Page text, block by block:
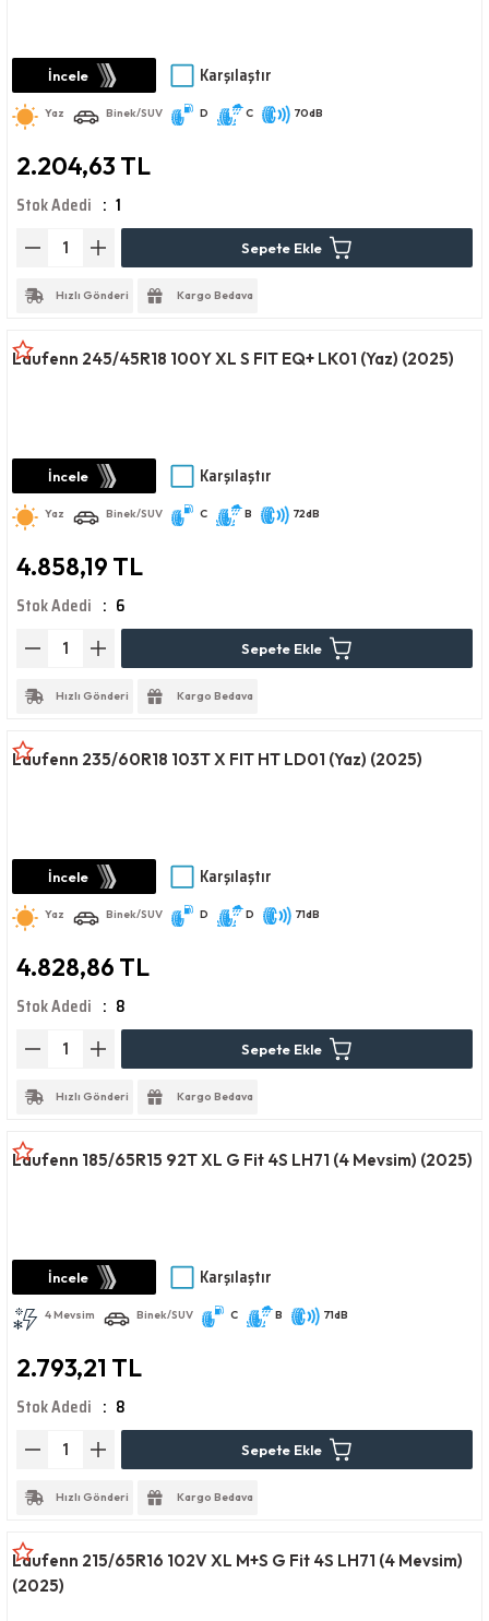
İncele Karşılaştır
Yaz Binek/SUV D C 70dB
2.204,63 TL
Stok Adedi 1
Sepete Ekle
Hızlı Gönderi Kargo Bedava
Laufenn 245/45R18 100Y XL S FIT EQ+ LK01 (Yaz) (2025)
İncele Karşılaştır
Yaz Binek/SUV C B 72dB
4.858,19 TL
Stok Adedi 6
Sepete Ekle
Hızlı Gönderi Kargo Bedava
Laufenn 235/60R18 103T X FIT HT LD01 (Yaz) (2025)
İncele Karşılaştır
Yaz Binek/SUV D D 71dB
4.828,86 TL
Stok Adedi 8
Sepete Ekle
Hızlı Gönderi Kargo Bedava
Laufenn 185/65R15 92T XL G Fit 4S LH71 (4 Mevsim) (2025)
İncele Karşılaştır
4 Mevsim Binek/SUV C B 71dB
2.793,21 TL
Stok Adedi 8
Sepete Ekle
Hızlı Gönderi Kargo Bedava
Laufenn 215/65R16 102V XL M+S G Fit 4S LH71 (4 Mevsim)
(2025)